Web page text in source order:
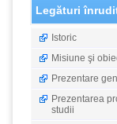
Legături
Istoric
Misiune şi
Prezentare
Prezentarea
studii